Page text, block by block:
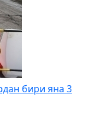
бири яна 3